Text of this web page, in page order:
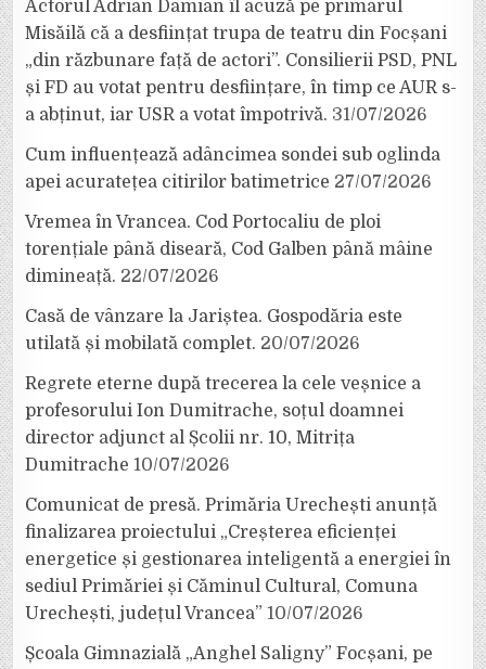
Actorul Adrian Damian îl acuză pe primarul
Misăilă că a desființat trupa de teatru din Focșani
„din răzbunare față de actori”. Consilierii PSD, PNL
și FD au votat pentru desființare, în timp ce AUR s-
a abținut, iar USR a votat împotrivă. 31/07/2026
Cum influențează adâncimea sondei sub oglinda
apei acuratețea citirilor batimetrice 27/07/2026
Vremea în Vrancea. Cod Portocaliu de ploi
torențiale până diseară, Cod Galben până mâine
dimineață. 22/07/2026
Casă de vânzare la Jariștea. Gospodăria este
utilată și mobilată complet. 20/07/2026
Regrete eterne după trecerea la cele veșnice a
profesorului Ion Dumitrache, soțul doamnei
director adjunct al Școlii nr. 10, Mitrița
Dumitrache 10/07/2026
Comunicat de presă. Primăria Urechești anunță
finalizarea proiectului „Creșterea eficienței
energetice și gestionarea inteligentă a energiei în
sediul Primăriei și Căminul Cultural, Comuna
Urechești, județul Vrancea” 10/07/2026
Școala Gimnazială „Anghel Saligny” Focșani, pe